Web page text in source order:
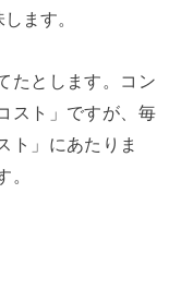
ます。
たとします。コン
スト」ですが、毎
ト」にあたりま
。